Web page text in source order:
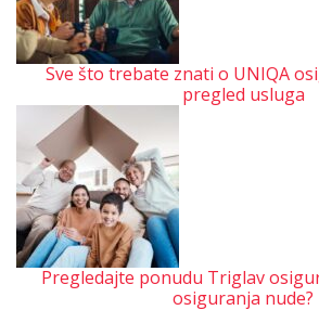
Sve što trebate znati o UNIQA
pregled usluga
Pregledajte ponudu Triglav
osiguranja nude?